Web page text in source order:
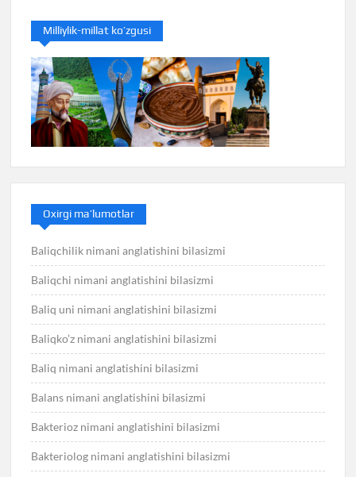
Milliylik-millat ko’zgusi
Oxirgi ma’lumotlar
Baliqchilik nimani anglatishini bilasizmi
Baliqchi nimani anglatishini bilasizmi
Baliq uni nimani anglatishini bilasizmi
Baliqko’z nimani anglatishini bilasizmi
Baliq nimani anglatishini bilasizmi
Balans nimani anglatishini bilasizmi
Bakterioz nimani anglatishini bilasizmi
Bakteriolog nimani anglatishini bilasizmi